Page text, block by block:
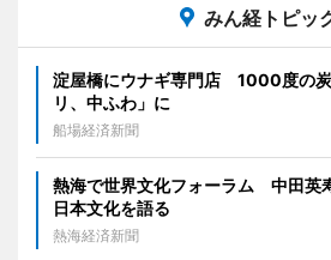
みん経トピッ
淀屋橋にウナギ専門店 1000度の
リ、中ふわ」に
船場経済新聞
熱海で世界文化フォーラム 中田英
日本文化を語る
熱海経済新聞